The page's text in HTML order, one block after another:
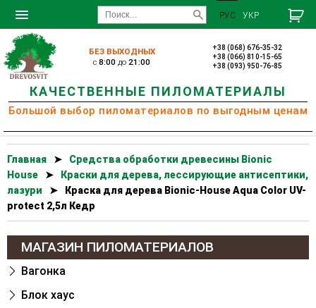
РУС УКР
БЕЗ ВЫХОДНЫХ
c8:00 до21:00
+38 (068) 676-35-32
+38 (066) 810-15-65
+38 (093) 950-76-85
КАЧЕСТВЕННЫЕ ПИЛОМАТЕРИАЛЫ
Большой выбор пиломатериалов по выгодным ценам
Главная ➤
Cредства обработки древесины Bionic
House
➤
Краски для дерева, лессирующие антисептики,
лазури
➤
Краска для дерева Bionic-House Aqua Color UV-
protect 2,5л Кедр
МАГАЗИН ПИЛОМАТЕРИАЛОВ
Вагонка
Блок хаус